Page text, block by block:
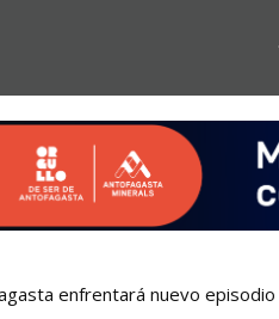
enfrentará nuevo
funciona el pago con